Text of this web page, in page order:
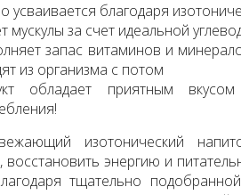
усваивается благодаря
мускулы за счет идеальной
запас витаминов и
из организма с потом
обладает приятным
изотонический
восстановить энергию и
тщательно